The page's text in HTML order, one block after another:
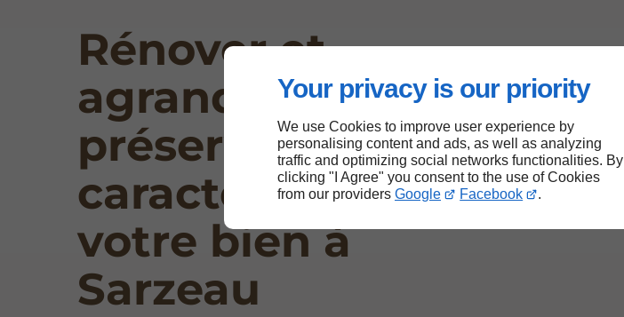
Your privacy is our priority
We use Cookies to improve user experience by
personalising content and ads, as well as analyzing
traffic and optimizing social networks functionalities. By
clicking "I Agree" you consent to the use of Cookies
from our providers Google Facebook .
Rénover et
agrandir en
préservant le
caractère de
votre bien à
Sarzeau